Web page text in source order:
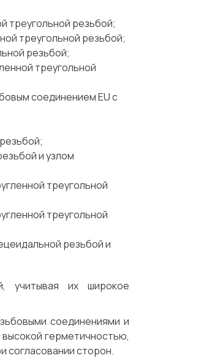
Доставка
треугольной резьбой;
треугольной резьбой;
резьбой;
треугольной
соединением EU с
и узлом
треугольной
треугольной
резьбой и
учитывая их широкое
соединениями и
герметичностью,
согласовании сторон.